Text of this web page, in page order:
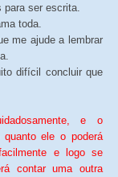
ser escrita.
toda.
me ajude a lembrar
difícil concluir que
e o
ele o poderá
e logo se
contar uma outra